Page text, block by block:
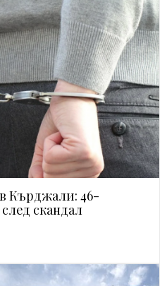
Кърджали: 46-
скандал